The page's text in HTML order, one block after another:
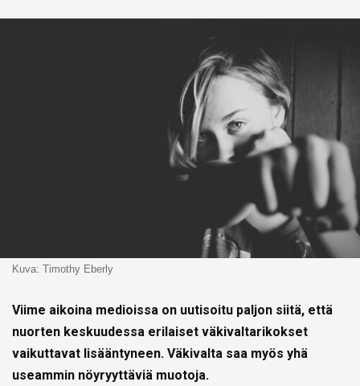
Kuva: Timothy Eberly
Viime aikoina medioissa on uutisoitu paljon siitä, että
nuorten keskuudessa erilaiset väkivaltarikokset
vaikuttavat lisääntyneen. Väkivalta saa myös yhä
useammin nöyryyttäviä muotoja.